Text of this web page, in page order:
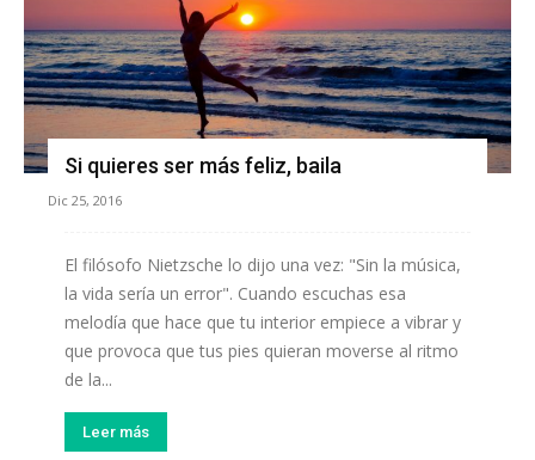
Si quieres ser más feliz, baila
Dic 25, 2016
El filósofo Nietzsche lo dijo una vez: "Sin la música,
la vida sería un error". Cuando escuchas esa
melodía que hace que tu interior empiece a vibrar y
que provoca que tus pies quieran moverse al ritmo
de la...
Leer más